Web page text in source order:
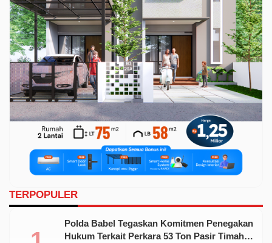
TERPOPULER
Polda Babel Tegaskan Komitmen Penegakan
Hukum Terkait Perkara 53 Ton Pasir Timah